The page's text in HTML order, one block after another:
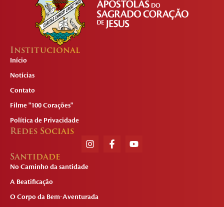
Institucional
Início
Notícias
Contato
Filme "100 Corações"
Política de Privacidade
Redes Sociais
Santidade
No Caminho da santidade
A Beatificação
O Corpo da Bem-Aventurada